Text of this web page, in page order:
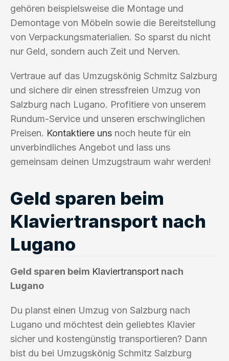
gehören beispielsweise die Montage und
Demontage von Möbeln sowie die Bereitstellung
von Verpackungsmaterialien. So sparst du nicht
nur Geld, sondern auch Zeit und Nerven.
Vertraue auf das Umzugskönig Schmitz Salzburg
und sichere dir einen stressfreien Umzug von
Salzburg nach Lugano. Profitiere von unserem
Rundum-Service und unseren erschwinglichen
Preisen. Kontaktiere uns noch heute für ein
unverbindliches Angebot und lass uns
gemeinsam deinen Umzugstraum wahr werden!
Geld sparen beim
Klaviertransport nach
Lugano
Geld sparen beim Klaviertransport nach
Lugano
Du planst einen Umzug von Salzburg nach
Lugano und möchtest dein geliebtes Klavier
sicher und kostengünstig transportieren? Dann
bist du bei Umzugskönig Schmitz Salzburg